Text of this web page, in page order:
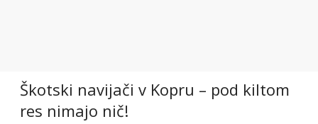
Škotski navijači v Kopru – pod kiltom
res nimajo nič!